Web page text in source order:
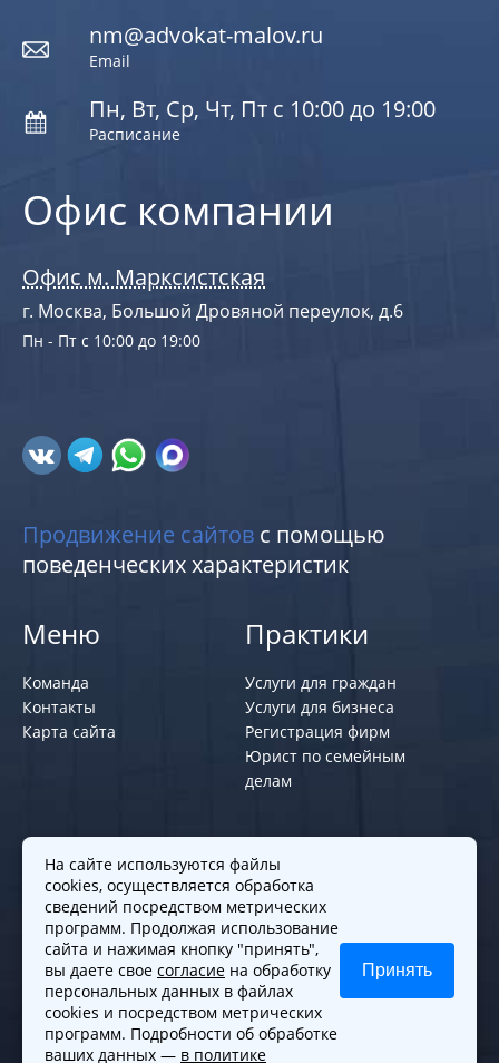
Офис компании
Офис м. Марксистская
г. Москва, Большой Дровяной переулок, д.6
Пн - Пт с 10:00 до 19:00
nm@advokat-malov.ru
Email
Пн, Вт, Ср, Чт, Пт с 10:00 до 19:00
Расписание
Продвижение сайтов с помощью
поведенческих характеристик
Меню
Команда
Контакты
Карта сайта
Практики
Услуги для граждан
Услуги для бизнеса
Регистрация фирм
Юрист по семейным
делам
Политики и правила
Политика обработки персональных
данных
Согласие на обработку cookies
Согласие на обработку персональных
данных
На сайте используются файлы
cookies, осуществляется обработка
сведений посредством метрических
программ. Продолжая использование
сайта и нажимая кнопку "принять",
вы даете свое согласие на обработку
персональных данных в файлах
cookies и посредством метрических
программ. Подробности об обработке
ваших данных — в политике
Принять